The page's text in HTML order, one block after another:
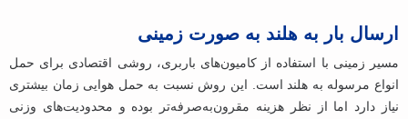
ارسال بار به هلند به‌ صورت زمینی
مسیر زمینی با استفاده از کامیون‌های باربری، روشی اقتصادی برای حمل
انواع مرسوله به هلند است. این روش نسبت به حمل هوایی زمان بیشتری
نیاز دارد اما از نظر هزینه مقرون‌به‌صرفه‌تر بوده و محدودیت‌های وزنی